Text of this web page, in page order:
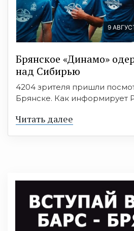
9
Брянское «Динамо»
над Сибирью
4204 зрителя пришли
Брянске. Как информирует
Читать далее